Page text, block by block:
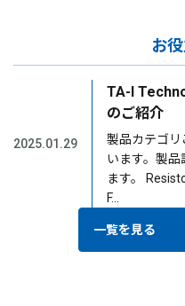
お
2025.01.29
TA-I
のご紹介
製品カテゴリ
います。製
ます。
F…
一覧を見る